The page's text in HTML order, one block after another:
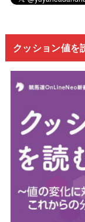
クッション値を